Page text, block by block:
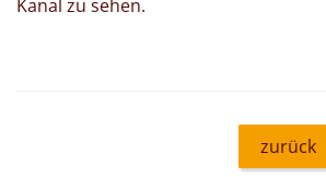
Kanal zu sehen.
zurück